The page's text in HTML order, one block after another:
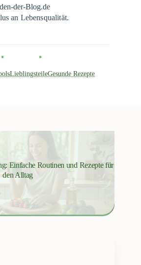
der-Blog.de
an Lebensqualität.
LieblingsteileGesunde Rezepte
Einfache Routinen und Rezepte für
den Alltag